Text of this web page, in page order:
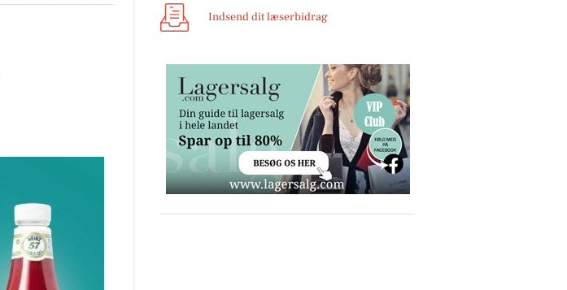
Indsend dit læserbidrag